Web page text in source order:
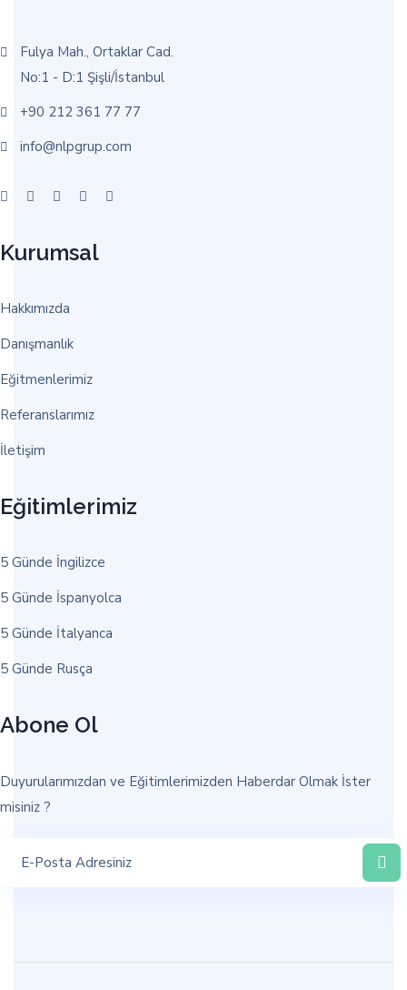
Fulya Mah., Ortaklar Cad.
No:1 - D:1 Şişli/İstanbul
+90 212 361 77 77
info@nlpgrup.com
Kurumsal
Hakkımızda
Danışmanlık
Eğitmenlerimiz
Referanslarımız
İletişim
Eğitimlerimiz
5 Günde İngilizce
5 Günde İspanyolca
5 Günde İtalyanca
5 Günde Rusça
Abone Ol
Duyurularımızdan ve Eğitimlerimizden Haberdar Olmak İster
misiniz ?